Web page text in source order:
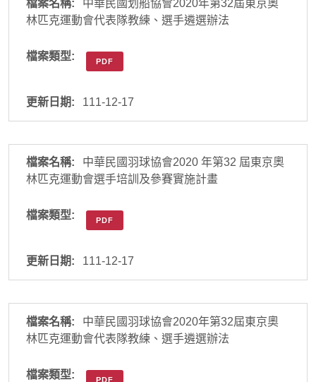
中華民國划船協會2020年第32屆東京奧
林匹克運動會代表隊教練、選手遴選辦法
PDF
111-12-17
中華民國羽球協會2020 年第32 屆東京奧
林匹克運動會選手培訓及參賽實施計畫
PDF
111-12-17
中華民國羽球協會2020年第32屆東京奧
林匹克運動會代表隊教練、選手遴選辦法
PDF